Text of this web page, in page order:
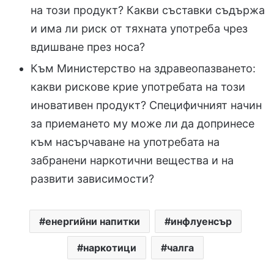
на този продукт? Какви съставки съдържа
и има ли риск от тяхната употреба чрез
вдишване през носа?
Към Министерство на здравеопазването:
какви рискове крие употребата на този
иновативен продукт? Специфичният начин
за приемането му може ли да допринесе
към насърчаване на употребата на
забранени наркотични вещества и на
развити зависимости?
енергийни напитки инфлуенсър
наркотици чалга